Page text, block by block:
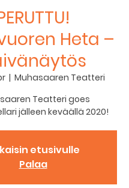
Heta –
  |
Muhasaaren Teatteri
Teatteri goes
jälleen keväällä 2020!
etusivulle
Palaa